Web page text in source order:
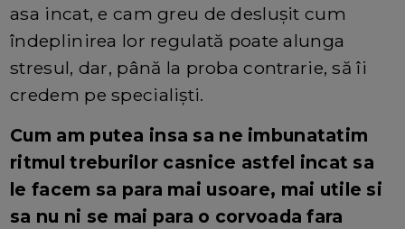
asa incat, e cam greu de desluşit cum
îndeplinirea lor regulată poate alunga
stresul, dar, până la proba contrarie, să îi
credem pe specialişti.
Cum am putea insa sa ne imbunatatim
ritmul treburilor casnice astfel incat sa
le facem sa para mai usoare, mai utile si
sa nu ni se mai para o corvoada fara